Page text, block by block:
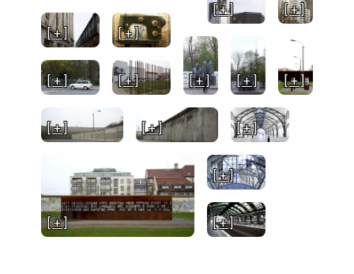
[ + ]
[ + ]
[ + ]
[ + ]
[ + ] [ + ]
[ + ] [ + ]
[ + ] [ + ]
[ + ]
[ + ]
[ + ]
[ + ]
[ + ]